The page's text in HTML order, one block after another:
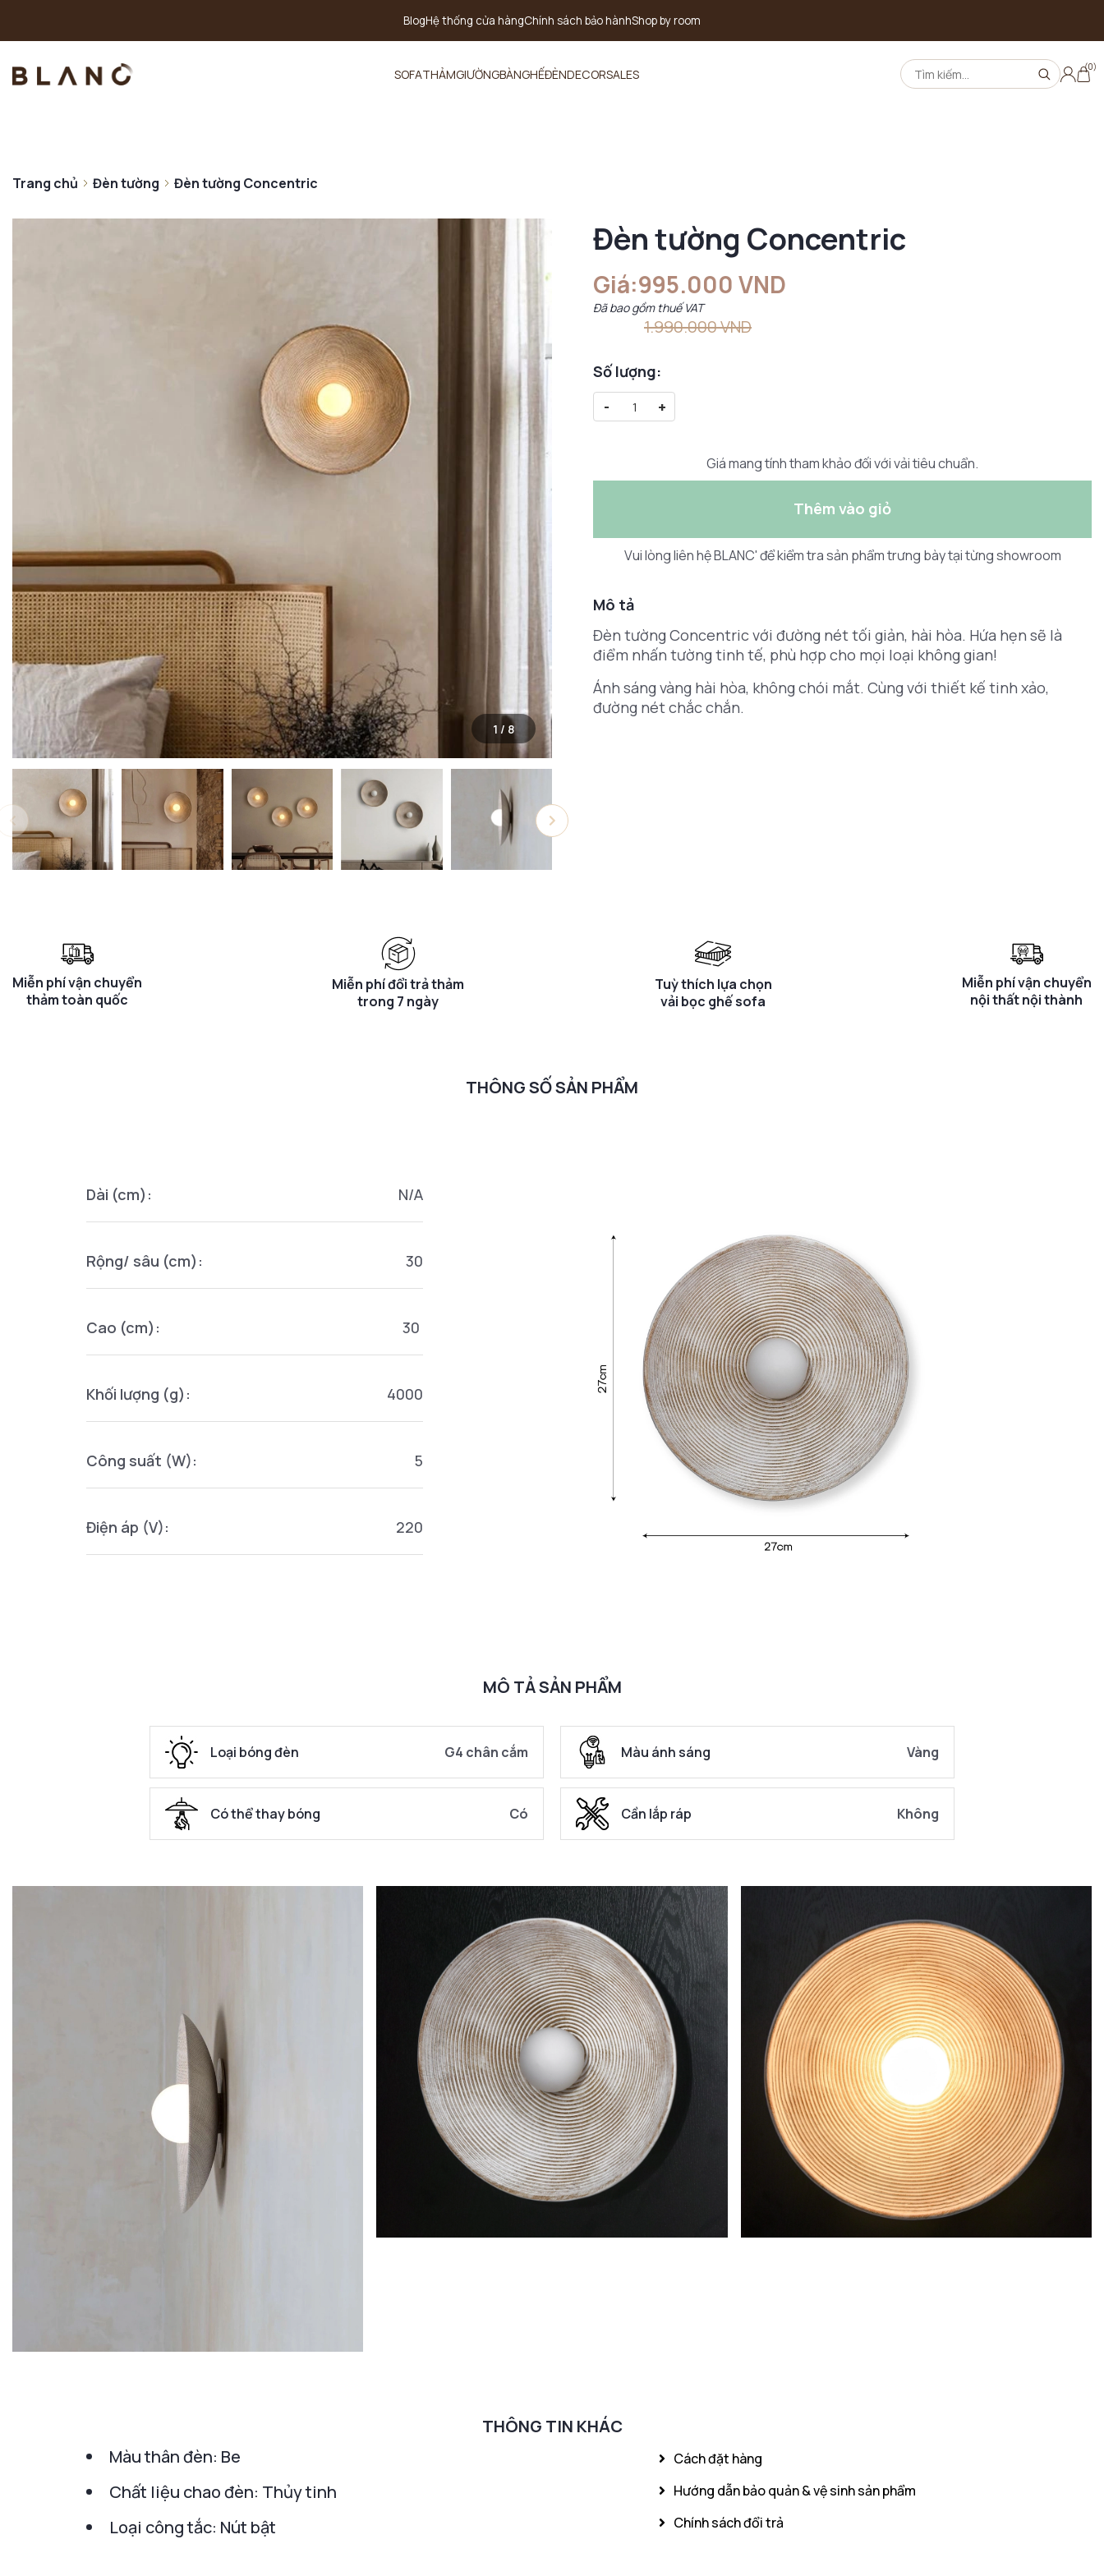
BlogHệ thống cửa hàngChính sách bảo hànhShop by room
SOFATHẢMGIƯỜNGBÀNGHẾĐÈNDECORSALES (0)
Trang chủ Đèn tường Đèn tường Concentric
1 / 8
Đèn tường Concentric
Giá:995.000 VND
Đã bao gồm thuế VAT
1.990.000 VND
Số lượng:
-
+
Giá mang tính tham khảo đối với vải tiêu chuẩn.
Thêm vào giỏ
Vui lòng liên hệ BLANC' để kiểm tra sản phẩm trưng bày tại từng showroom
Mô tả
Đèn tường Concentric với đường nét tối giản, hài hòa. Hứa hẹn sẽ là
điểm nhấn tường tinh tế, phù hợp cho mọi loại không gian!
Ánh sáng vàng hài hòa, không chói mắt. Cùng với thiết kế tinh xảo,
đường nét chắc chắn.
Miễn phí vận chuyển
thảm toàn quốc
Miễn phí đổi trả thảm
trong 7 ngày
Tuỳ thích lựa chọn
vải bọc ghế sofa
Miễn phí vận chuyển
nội thất nội thành
THÔNG SỐ SẢN PHẨM
Dài (cm): N/A
Rộng/ sâu (cm): 30
Cao (cm): 30
Khối lượng (g): 4000
Công suất (W): 5
Điện áp (V): 220
MÔ TẢ SẢN PHẨM
Loại bóng đèn G4 chân cắm Màu ánh sáng Vàng
Có thể thay bóng Có Cần lắp ráp Không
THÔNG TIN KHÁC
Màu thân đèn: Be
Chất liệu chao đèn: Thủy tinh
Loại công tắc: Nút bật
Cách đặt hàng
Hướng dẫn bảo quản & vệ sinh sản phẩm
Chính sách đổi trả